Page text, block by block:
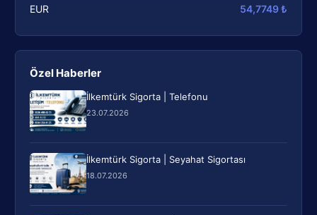
EUR 54,7749 ₺
Özel Haberler
İlkemtürk Sigorta | Telefonu
23.07.2026
İlkemtürk Sigorta | Seyahat Sigortası
18.07.2026